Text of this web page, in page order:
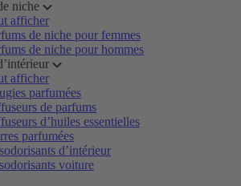
niche
afficher
de niche pour femmes
de niche pour hommes
afficher
parfumées
de parfums
d’huiles essentielles
parfumées
d’intérieur
voiture